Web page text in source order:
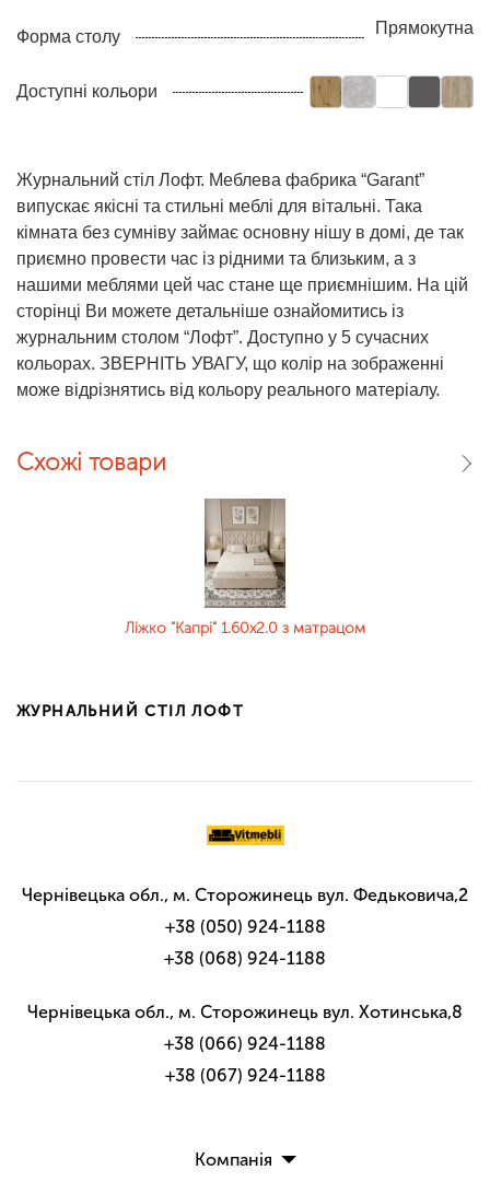
Форма столу Прямокутна
Доступні кольори
Журнальний стіл Лофт. Меблева фабрика “Garant”
випускає якісні та стильні меблі для вітальні. Така
кімната без сумніву займає основну нішу в домі, де так
приємно провести час із рідними та близьким, а з
нашими меблями цей час стане ще приємнішим. На цій
сторінці Ви можете детальніше ознайомитись із
журнальним столом “Лофт”. Доступно у 5 сучасних
кольорах. ЗВЕРНІТЬ УВАГУ, що колір на зображенні
може відрізнятись від кольору реального матеріалу.
Схожі товари
Ліжко "Капрі" 1.60х2.0 з матрацом
ЖУРНАЛЬНИЙ СТІЛ ЛОФТ
Чернівецька обл., м. Сторожинець вул. Федьковича,2
+38 (050) 924-1188
+38 (068) 924-1188
Чернівецька обл., м. Сторожинець вул. Хотинська,8
+38 (066) 924-1188
+38 (067) 924-1188
Компанія